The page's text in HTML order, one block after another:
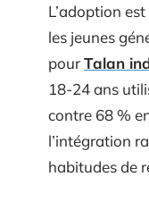
L’adoption
les jeunes
pourTalan
18-24 ans
contre 68 %
l’intégration
habitudes de